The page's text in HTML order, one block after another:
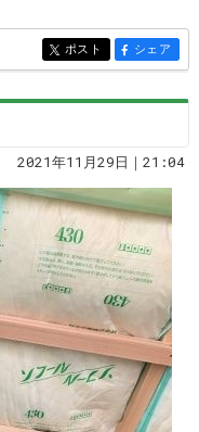
entry6844
ポスト entry6844
シェア
2021年11月29日｜21:04